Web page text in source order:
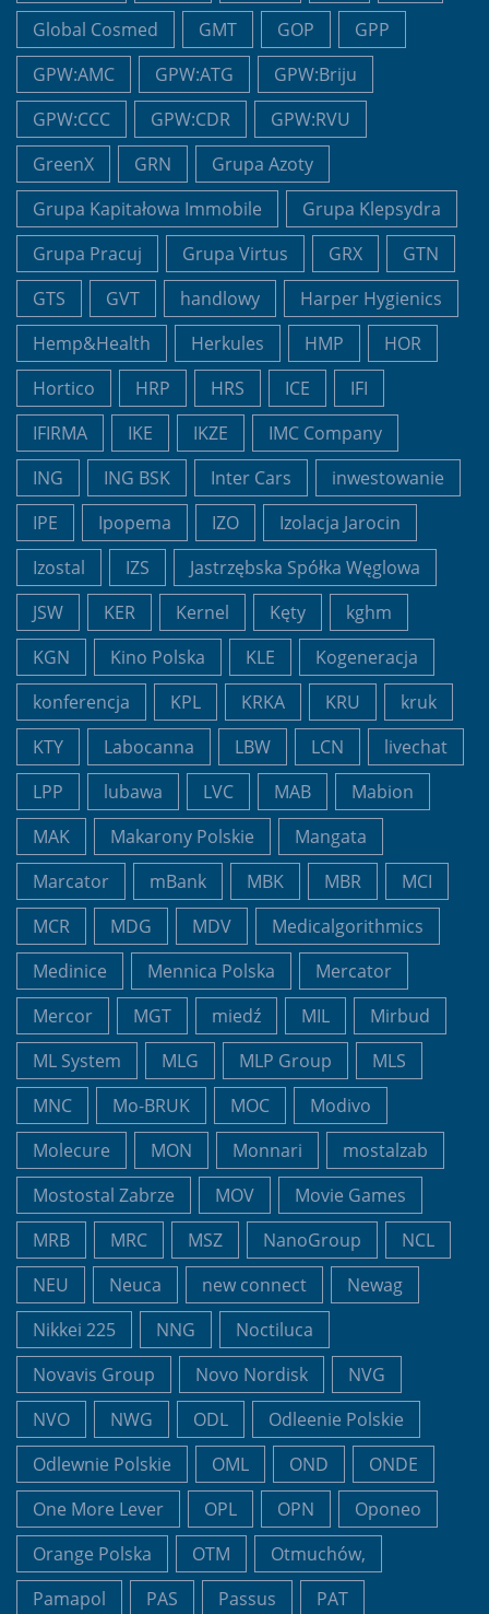
Global Cosmed
GMT GOP
GPP
GPW:AMC
GPW:ATG
GPW:Briju
GPW:CCC
GPW:CDR
GPW:RVU
GreenX
GRN
Grupa Azoty
Grupa Kapitałowa Immobile
Grupa Klepsydra
Grupa Pracuj
Grupa Virtus GRX
GTN
GTS
GVT handlowy
Harper Hygienics
Hemp&Health
Herkules HMP
HOR
Hortico
HRP HRS ICE
IFI
IFIRMA
IKE IKZE
IMC Company
ING
ING BSK Inter Cars
inwestowanie
IPE
Ipopema IZO
Izolacja Jarocin
Izostal
IZS
Jastrzębska Spółka Węglowa
JSW
KER Kernel Kęty
kghm
KGN
Kino Polska KLE
Kogeneracja
konferencja
KPL KRKA KRU
kruk
KTY
Labocanna LBW LCN
livechat
LPP
lubawa LVC MAB
Mabion
MAK
Makarony Polskie
Mangata
Marcator
mBank MBK MBR
MCI
MCR
MDG MDV
Medicalgorithmics
Medinice
Mennica Polska
Mercator
Mercor
MGT miedź MIL
Mirbud
ML System
MLG MLP Group
MLS
MNC
Mo-BRUK MOC
Modivo
Molecure
MON Monnari
mostalzab
Mostostal Zabrze
MOV
Movie Games
MRB
MRC MSZ NanoGroup
NCL
NEU
Neuca new connect
Newag
Nikkei 225
NNG
Noctiluca
Novavis Group
Novo Nordisk
NVG
NVO
NWG ODL
Odleenie Polskie
Odlewnie Polskie
OML OND
ONDE
One More Lever
OPL OPN
Oponeo
Orange Polska
OTM
Otmuchów,
Pamapol
PAS Passus PAT